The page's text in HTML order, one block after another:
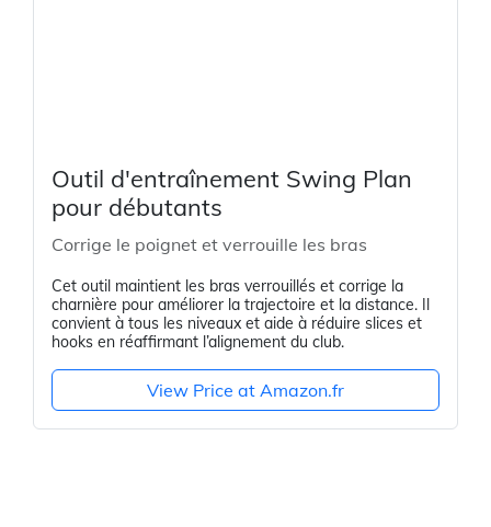
Outil d'entraînement Swing Plan
pour débutants
Corrige le poignet et verrouille les bras
Cet outil maintient les bras verrouillés et corrige la
charnière pour améliorer la trajectoire et la distance. Il
convient à tous les niveaux et aide à réduire slices et
hooks en réaffirmant l’alignement du club.
View Price at Amazon.fr